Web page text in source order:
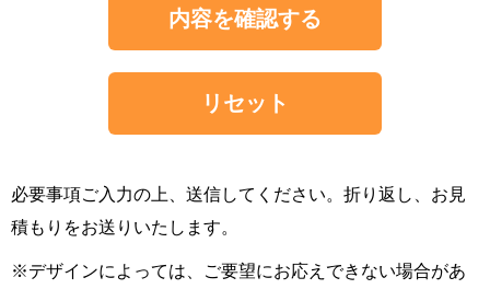
内容を確認する
リセット
必要事項ご入力の上、送信してください。折り返し、お見
積もりをお送りいたします。
※デザインによっては、ご要望にお応えできない場合があ